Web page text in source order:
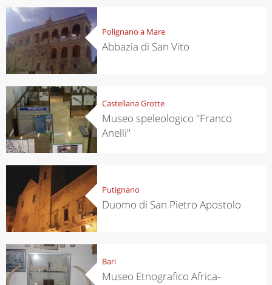
Polignano a Mare
Abbazia di San Vito
Castellana Grotte
Museo speleologico ''Franco
Anelli''
Putignano
Duomo di San Pietro Apostolo
Bari
Museo Etnografico Africa-